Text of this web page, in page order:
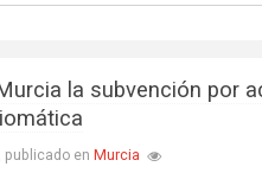
la subvención por
publicado en Murcia